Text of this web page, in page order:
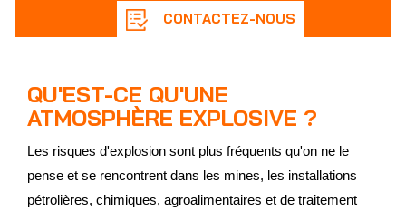
CONTACTEZ-NOUS
QU'EST-CE QU'UNE
ATMOSPHÈRE EXPLOSIVE ?
Les risques d'explosion sont plus fréquents qu'on ne le
pense et se rencontrent dans les mines, les installations
pétrolières, chimiques, agroalimentaires et de traitement